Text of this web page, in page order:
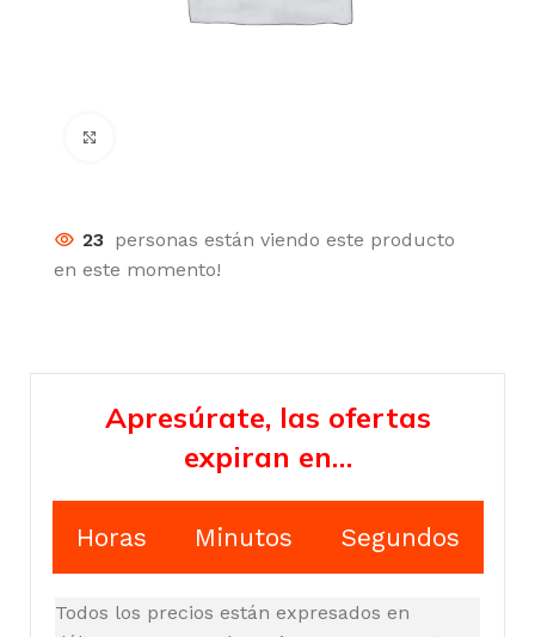
23 personas están viendo este producto
en este momento!
Apresúrate, las ofertas
expiran en…
Horas Minutos Segundos
Todos los precios están expresados en